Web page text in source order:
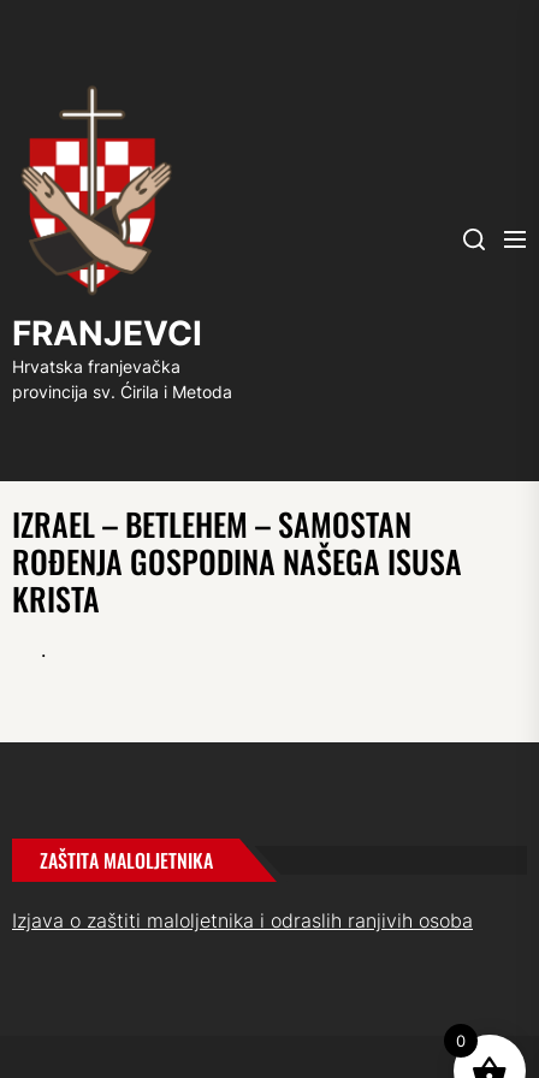
FRANJEVCI
Hrvatska franjevačka
provincija sv. Ćirila i Metoda
Search
IZRAEL – BETLEHEM – SAMOSTAN
ROĐENJA GOSPODINA NAŠEGA ISUSA
KRISTA
.
ZAŠTITA MALOLJETNIKA
Izjava o zaštiti maloljetnika i odraslih ranjivih osoba
0